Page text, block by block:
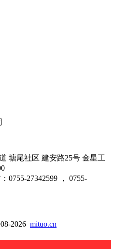
塘尾社区 建安路25号 金星工
0755-27342599 ， 0755-
2026 mituo.cn